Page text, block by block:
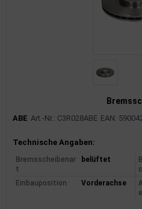
ABE Art.-Nr.: C3R028ABE EAN:
Produktinformationen
Technische Angaben:
Bremsscheibenar
t
belüftet
Einbauposition Vorderachse